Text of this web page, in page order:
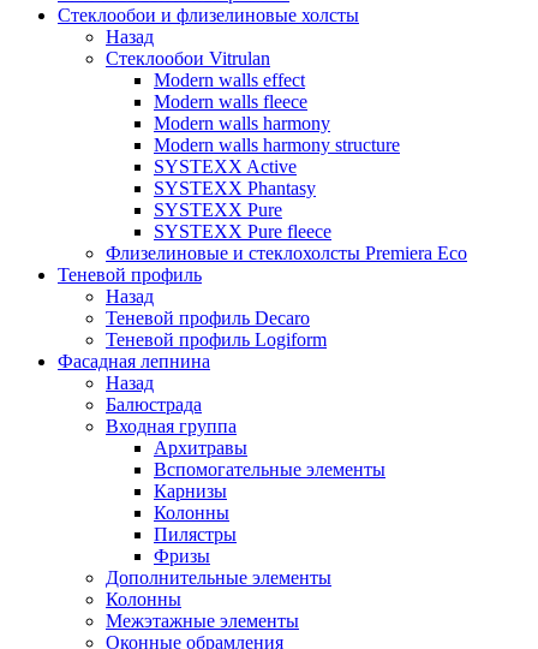
Стеклообои и флизелиновые холсты
Назад
Стеклообои Vitrulan
Modern walls effect
Modern walls fleece
Modern walls harmony
Modern walls harmony structure
SYSTEXX Active
SYSTEXX Phantasy
SYSTEXX Pure
SYSTEXX Pure fleece
Флизелиновые и стеклохолсты Premiera Eco
Теневой профиль
Назад
Теневой профиль Decaro
Теневой профиль Logiform
Фасадная лепнина
Назад
Балюстрада
Входная группа
Архитравы
Вспомогательные элементы
Карнизы
Колонны
Пилястры
Фризы
Дополнительные элементы
Колонны
Межэтажные элементы
Оконные обрамления